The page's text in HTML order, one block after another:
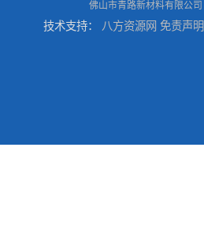
佛山市青路新材料有限公司
技术支持： 八方资源网 免责声明